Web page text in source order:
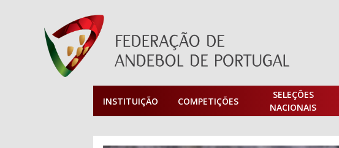
INSTITUIÇÃO COMPETIÇÕES
SELEÇÕES
NACIONAIS